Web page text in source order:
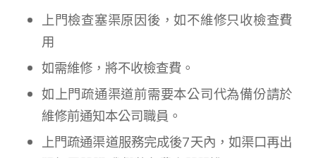
上門檢查塞渠原因後，如不維修只收檢查費
用
如需維修，將不收檢查費。
如上門疏通渠道前需要本公司代為備份請於
維修前通知本公司職員。
上門疏通渠道服務完成後7天內，如渠口再出